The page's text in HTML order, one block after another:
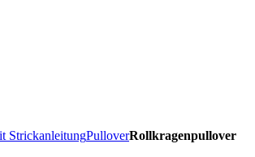
StrickanleitungPulloverRollkragenpullover